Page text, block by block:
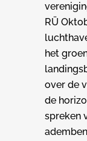
RÜ
het
over de
de
spreken